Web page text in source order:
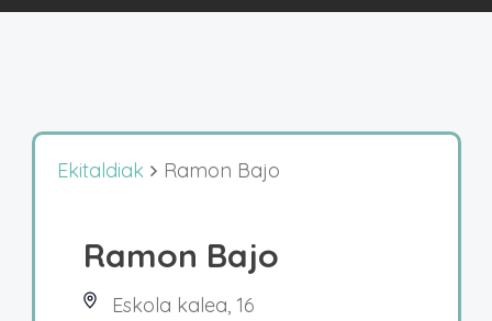
Ekitaldiak Ramon Bajo
Ramon Bajo
Eskola kalea, 16